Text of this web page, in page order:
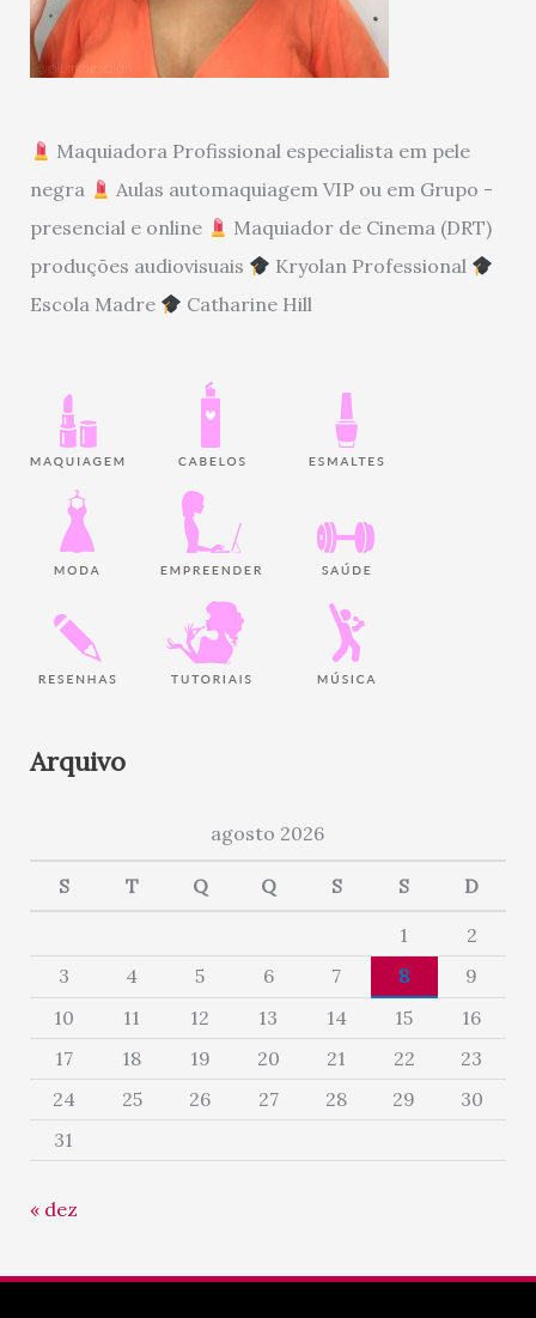
Maquiadora Profissional especialista em pele
negra
Aulas automaquiagem VIP ou em Grupo -
presencial e online
Maquiador de Cinema (DRT)
produções audiovisuais
Kryolan Professional
Escola Madre
Catharine Hill
Arquivo
agosto 2026
S T Q Q S S D
1
2
3
4 5 6 7 8
9
10
11 12 13 14 15
16
17
18 19 20 21 22
23
24
25 26 27 28 29
30
31
« dez